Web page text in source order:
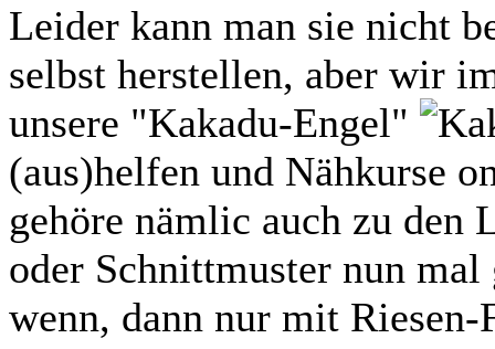
Leider kann man sie nicht
selbst herstellen, aber wir
unsere "Kakadu-Engel"
(aus)helfen und Nähkurse
gehöre nämlic auch zu den
oder Schnittmuster nun
wenn, dann nur mit